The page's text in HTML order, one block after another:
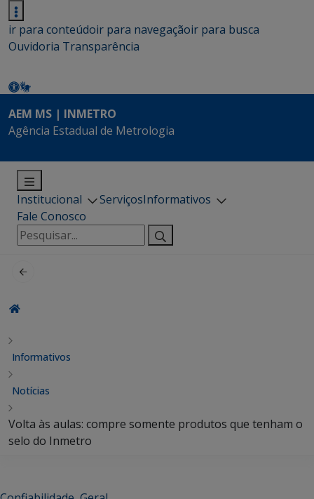
ir para conteúdoir para navegaçãoir para busca
Ouvidoria Transparência
AEM MS | INMETRO
Agência Estadual de Metrologia
Institucional ServiçosInformativos
Fale Conosco
Pesquisar
por:
Informativos
Notícias
Volta às aulas: compre somente produtos que tenham o
selo do Inmetro